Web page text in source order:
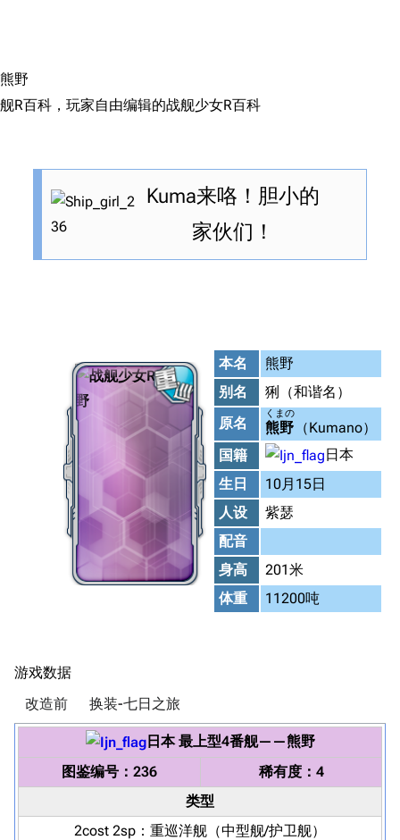
熊野
舰R百科，玩家自由编辑的战舰少女R百科
Kuma来咯！胆小的
家伙们！
本名
熊野
别名
猁（和谐名）
原名
熊野
くまの
（Kumano）
国籍
日本
生日
10月15日
人设
紫瑟
配音
身高
201米
体重
11200吨
游戏数据
改造前 换装-七日之旅
日本 最上型4番舰——熊野
图鉴编号：236
稀有度：4
类型
2cost 2sp： 重巡洋舰 （中型舰/护卫舰）